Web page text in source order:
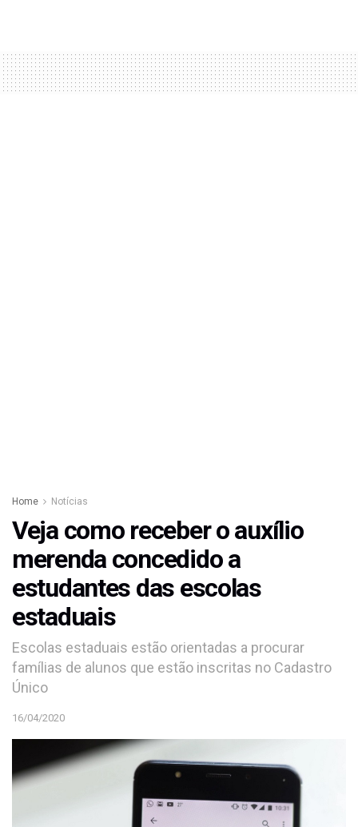
Home Notícias
Veja como receber o auxílio
merenda concedido a
estudantes das escolas
estaduais
Escolas estaduais estão orientadas a procurar
famílias de alunos que estão inscritas no Cadastro
Único
16/04/2020